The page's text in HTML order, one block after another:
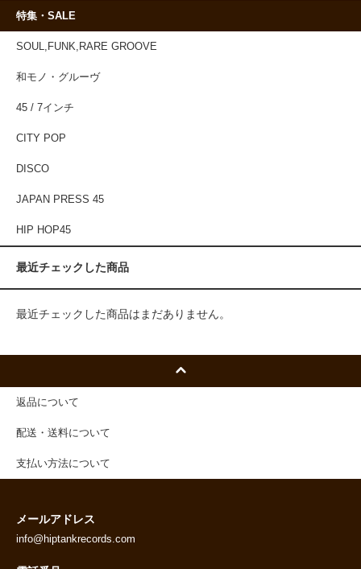
特集・SALE
SOUL,FUNK,RARE GROOVE
和モノ・グルーヴ
45 / 7インチ
CITY POP
DISCO
JAPAN PRESS 45
HIP HOP45
最近チェックした商品
最近チェックした商品はまだありません。
返品について
配送・送料について
支払い方法について
メールアドレス
info@hiptankrecords.com